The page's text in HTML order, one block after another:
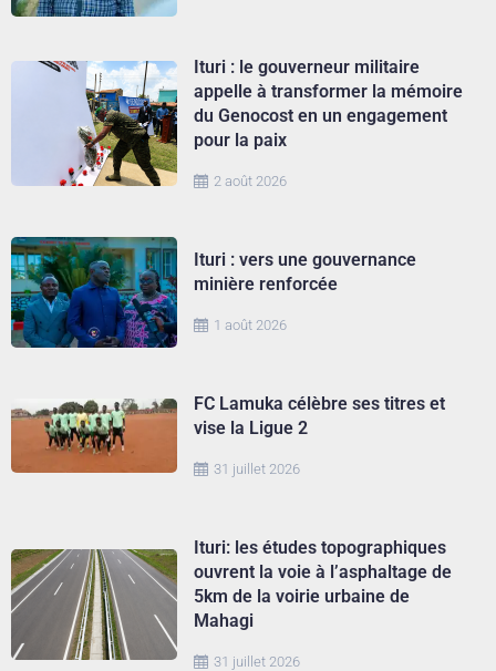
2 août 2026
Ituri : le gouverneur militaire
appelle à transformer la mémoire
du Genocost en un engagement
pour la paix
1 août 2026
Ituri : vers une gouvernance
minière renforcée
31 juillet 2026
FC Lamuka célèbre ses titres et
vise la Ligue 2
31 juillet 2026
Ituri: les études topographiques
ouvrent la voie à l’asphaltage de
5km de la voirie urbaine de
Mahagi